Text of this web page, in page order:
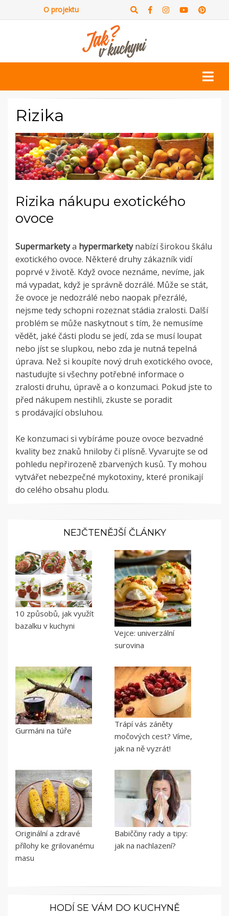
O projektu
Rizika
Rizika nákupu exotického
ovoce
Supermarketya hypermarketynabízí širokou škálu
exotického ovoce. Některé druhy zákazník vidí
poprvé v životě. Když ovoce neznáme, nevíme, jak
má vypadat, když je správně dozrálé. Může se stát,
že ovoce je nedozrálé nebo naopak přezrálé,
nejsme tedy schopni rozeznat stádia zralosti. Další
problém se může naskytnout s tím, že nemusíme
vědět, jaké části plodu se jedí, zda se musí loupat
nebo jíst se slupkou, nebo zda je nutná tepelná
úprava. Než si koupíte nový druh exotického ovoce,
nastudujte si všechny potřebné informace o
zralosti druhu, úpravě a o konzumaci. Pokud jste to
před nákupem nestihli, zkuste se poradit
s prodávající obsluhou.
Ke konzumaci si vybíráme pouze ovoce bezvadné
kvality bez znaků hniloby či plísně. Vyvarujte se od
pohledu nepřirozeně zbarvených kusů. Ty mohou
vytvářet nebezpečné mykotoxiny, které pronikají
do celého obsahu plodu.
NEJČTENĚJŠÍ ČLÁNKY
10 způsobů, jak využít
bazalku v kuchyni
Vejce: univerzální
surovina
Gurmáni na túře
Trápí vás záněty
močových cest? Víme,
jak na ně vyzrát!
Originální a zdravé
přílohy ke grilovanému
masu
Babiččiny rady a tipy:
jak na nachlazení?
HODÍ SE VÁM DO KUCHYNĚ